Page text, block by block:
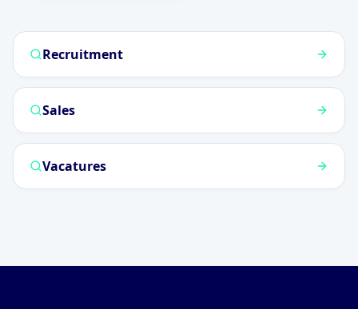
Recruitment
Sales
Vacatures